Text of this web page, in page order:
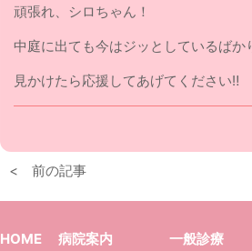
頑張れ、シロちゃん！
中庭に出ても今はジッとしているばか
見かけたら応援してあげてください‼
< 前の記事
HOME
病院案内
一般診療